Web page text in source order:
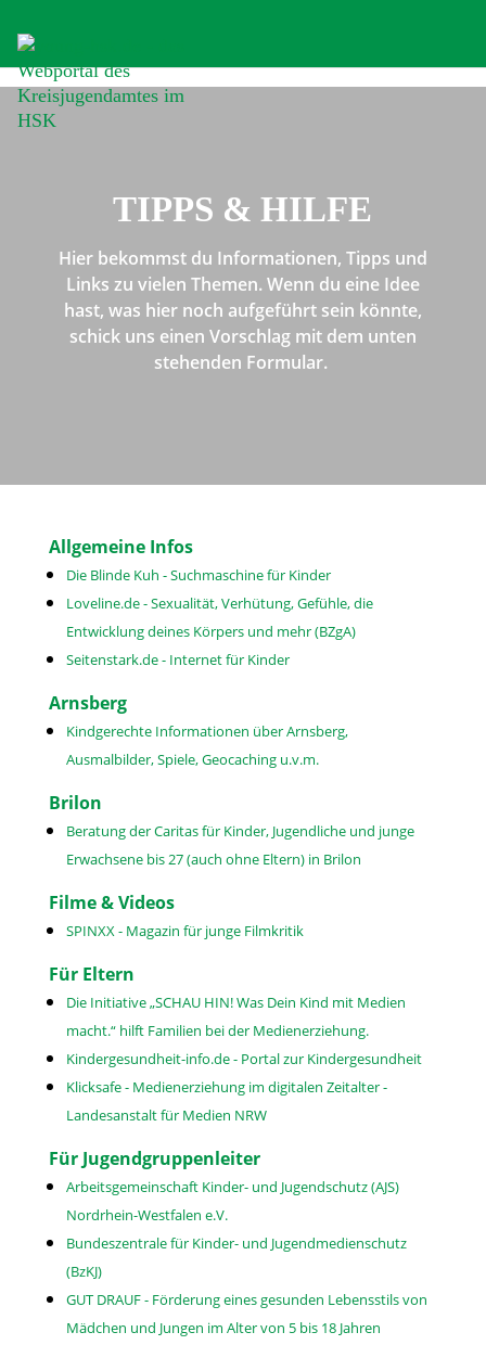
TIPPS & HILFE
Hier bekommst du Informationen, Tipps und
Links zu vielen Themen. Wenn du eine Idee
hast, was hier noch aufgeführt sein könnte,
schick uns einen Vorschlag mit dem unten
stehenden Formular.
Allgemeine Infos
Die Blinde Kuh - Suchmaschine für Kinder
Loveline.de - Sexualität, Verhütung, Gefühle, die
Entwicklung deines Körpers und mehr (BZgA)
Seitenstark.de - Internet für Kinder
Arnsberg
Kindgerechte Informationen über Arnsberg,
Ausmalbilder, Spiele, Geocaching u.v.m.
Brilon
Beratung der Caritas für Kinder, Jugendliche und junge
Erwachsene bis 27 (auch ohne Eltern) in Brilon
Filme & Videos
SPINXX - Magazin für junge Filmkritik
Für Eltern
Die Initiative „SCHAU HIN! Was Dein Kind mit Medien
macht.“ hilft Familien bei der Medienerziehung.
Kindergesundheit-info.de - Portal zur Kindergesundheit
Klicksafe - Medienerziehung im digitalen Zeitalter -
Landesanstalt für Medien NRW
Für Jugendgruppenleiter
Arbeitsgemeinschaft Kinder- und Jugendschutz (AJS)
Nordrhein-Westfalen e.V.
Bundeszentrale für Kinder- und Jugendmedienschutz
(BzKJ)
GUT DRAUF - Förderung eines gesunden Lebensstils von
Mädchen und Jungen im Alter von 5 bis 18 Jahren